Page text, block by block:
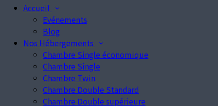
Accueil
Evénements
Blog
Nos Hébergements
Chambre Single économique
Chambre Single
Chambre Twin
Chambre Double Standard
Chambre Double supérieure